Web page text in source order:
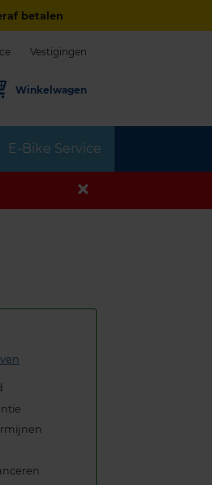
betalen
E-Bike Service
Vestigingen
Winkelwagen